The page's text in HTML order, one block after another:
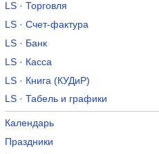
LS · Торговля
LS · Счет-фактура
LS · Банк
LS · Касса
LS · Книга (КУДиР)
LS · Табель и графики
Календарь
Праздники